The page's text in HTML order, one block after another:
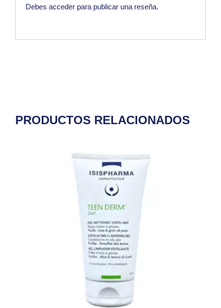
Debesacceder para publicar una reseña.
PRODUCTOS RELACIONADOS